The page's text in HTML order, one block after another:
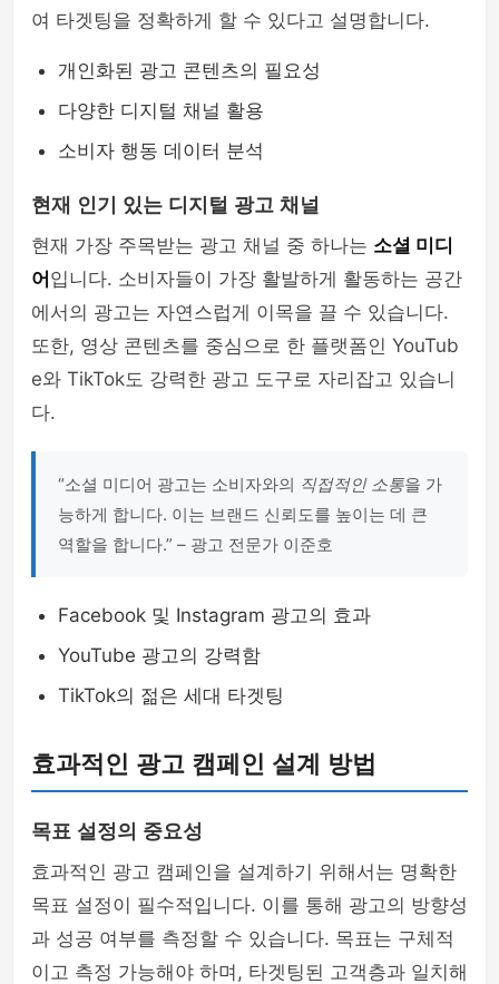
여 타겟팅을 정확하게 할 수 있다고 설명합니다.
개인화된 광고 콘텐츠의 필요성
다양한 디지털 채널 활용
소비자 행동 데이터 분석
현재 인기 있는 디지털 광고 채널
현재 가장 주목받는 광고 채널 중 하나는 소셜 미디
어 입니다. 소비자들이 가장 활발하게 활동하는 공간
에서의 광고는 자연스럽게 이목을 끌 수 있습니다.
또한, 영상 콘텐츠를 중심으로 한 플랫폼인 YouTub
e와 TikTok도 강력한 광고 도구로 자리잡고 있습니
다.
“소셜 미디어 광고는 소비자와의 직접적인 소통을 가
능하게 합니다. 이는 브랜드 신뢰도를 높이는 데 큰
역할을 합니다.” – 광고 전문가 이준호
Facebook 및 Instagram 광고의 효과
YouTube 광고의 강력함
TikTok의 젊은 세대 타겟팅
효과적인 광고 캠페인 설계 방법
목표 설정의 중요성
효과적인 광고 캠페인을 설계하기 위해서는 명확한
목표 설정이 필수적입니다. 이를 통해 광고의 방향성
과 성공 여부를 측정할 수 있습니다. 목표는 구체적
이고 측정 가능해야 하며, 타겟팅된 고객층과 일치해